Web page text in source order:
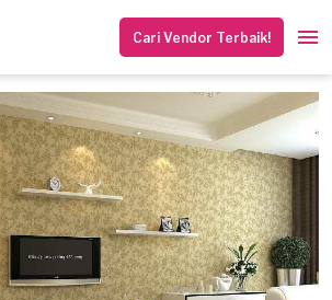
Cari Vendor Terbaik!